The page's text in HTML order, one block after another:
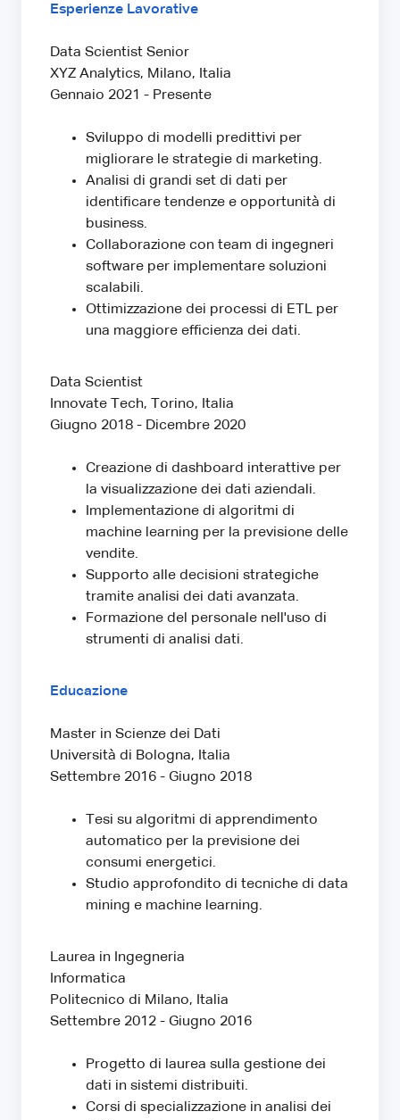
Esperienze Lavorative
Data Scientist Senior
XYZ Analytics, Milano, Italia
Gennaio 2021 - Presente
Sviluppo di modelli predittivi per
migliorare le strategie di marketing.
Analisi di grandi set di dati per
identificare tendenze e opportunità di
business.
Collaborazione con team di ingegneri
software per implementare soluzioni
scalabili.
Ottimizzazione dei processi di ETL per
una maggiore efficienza dei dati.
Data Scientist
Innovate Tech, Torino, Italia
Giugno 2018 - Dicembre 2020
Creazione di dashboard interattive per
la visualizzazione dei dati aziendali.
Implementazione di algoritmi di
machine learning per la previsione delle
vendite.
Supporto alle decisioni strategiche
tramite analisi dei dati avanzata.
Formazione del personale nell'uso di
strumenti di analisi dati.
Educazione
Master in Scienze dei Dati
Università di Bologna, Italia
Settembre 2016 - Giugno 2018
Tesi su algoritmi di apprendimento
automatico per la previsione dei
consumi energetici.
Studio approfondito di tecniche di data
mining e machine learning.
Laurea in Ingegneria
Informatica
Politecnico di Milano, Italia
Settembre 2012 - Giugno 2016
Progetto di laurea sulla gestione dei
dati in sistemi distribuiti.
Corsi di specializzazione in analisi dei